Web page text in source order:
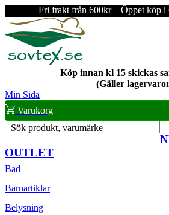
Fri frakt från 600kr Öppet köp i
Köp innan kl 15 skickas
(Gäller
Min Sida
Varukorg
Sök produkt, varumärke
OUTLET
Bad
Barnartiklar
Belysning